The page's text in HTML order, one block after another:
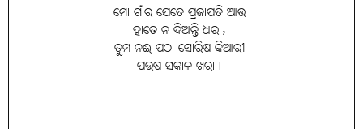
ମୋ ଗାଁର ଯେତେ ପ୍ରଜାପତି ଆଉ
ହାତେ ନ ଦିଅନ୍ତି ଧରା,
ତୁମ ନଈ ପଠା ସୋରିଷ କିଆରୀ
ପଉଷ ସକାଳ ଖରା।